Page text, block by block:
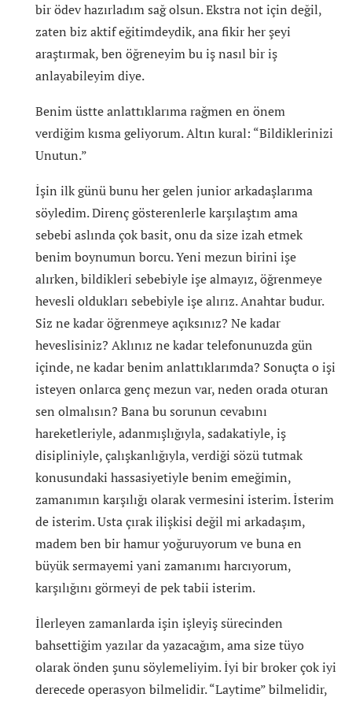
bir ödev hazırladım sağ olsun. Ekstra not için değil,
zaten biz aktif eğitimdeydik, ana fikir her şeyi
araştırmak, ben öğreneyim bu iş nasıl bir iş
anlayabileyim diye.
Benim üstte anlattıklarıma rağmen en önem
verdiğim kısma geliyorum. Altın kural: “Bildiklerinizi
Unutun.”
İşin ilk günü bunu her gelen junior arkadaşlarıma
söyledim. Direnç gösterenlerle karşılaştım ama
sebebi aslında çok basit, onu da size izah etmek
benim boynumun borcu. Yeni mezun birini işe
alırken, bildikleri sebebiyle işe almayız, öğrenmeye
hevesli oldukları sebebiyle işe alırız. Anahtar budur.
Siz ne kadar öğrenmeye açıksınız? Ne kadar
heveslisiniz? Aklınız ne kadar telefonunuzda gün
içinde, ne kadar benim anlattıklarımda? Sonuçta o işi
isteyen onlarca genç mezun var, neden orada oturan
sen olmalısın? Bana bu sorunun cevabını
hareketleriyle, adanmışlığıyla, sadakatiyle, iş
disipliniyle, çalışkanlığıyla, verdiği sözü tutmak
konusundaki hassasiyetiyle benim emeğimin,
zamanımın karşılığı olarak vermesini isterim. İsterim
de isterim. Usta çırak ilişkisi değil mi arkadaşım,
madem ben bir hamur yoğuruyorum ve buna en
büyük sermayemi yani zamanımı harcıyorum,
karşılığını görmeyi de pek tabii isterim.
İlerleyen zamanlarda işin işleyiş sürecinden
bahsettiğim yazılar da yazacağım, ama size tüyo
olarak önden şunu söylemeliyim. İyi bir broker çok iyi
derecede operasyon bilmelidir. “Laytime” bilmelidir,